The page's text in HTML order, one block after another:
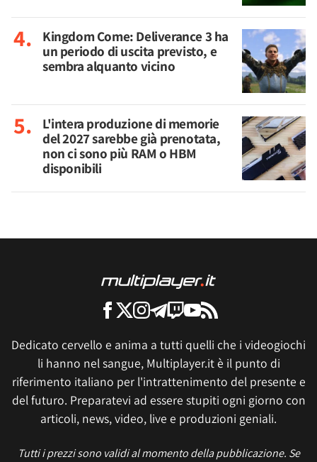
Kingdom Come: Deliverance 3 ha
un periodo di uscita previsto, e
sembra alquanto vicino
L'intera produzione di memorie
del 2027 sarebbe già prenotata,
non ci sono più RAM o HBM
disponibili
Dedicato cervello e anima a tutti quelli che i videogiochi
li hanno nel sangue, Multiplayer.it è il punto di
riferimento italiano per l'intrattenimento del presente e
del futuro. Preparatevi ad essere stupiti ogni giorno con
articoli, news, video, live e produzioni geniali.
Tutti i prezzi sono validi al momento della pubblicazione. Se